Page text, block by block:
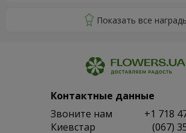
Контактные данные
Звоните нам
+1 718
Киевстар
(067)